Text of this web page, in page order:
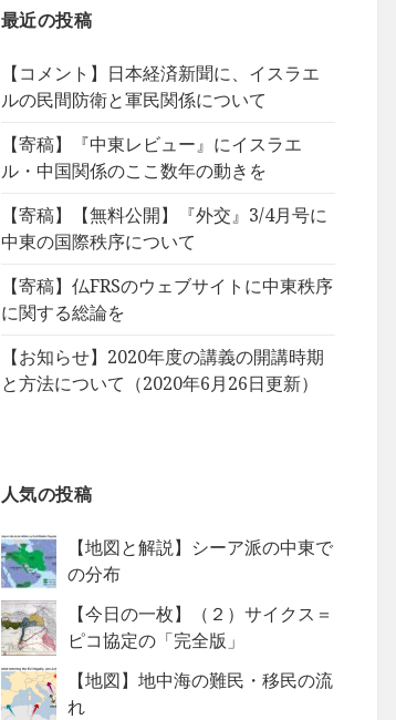
最近の投稿
【コメント】日本経済新聞に、イスラエ
ルの民間防衛と軍民関係について
【寄稿】『中東レビュー』にイスラエ
ル・中国関係のここ数年の動きを
【寄稿】【無料公開】『外交』3/4月号に
中東の国際秩序について
【寄稿】仏FRSのウェブサイトに中東秩序
に関する総論を
【お知らせ】2020年度の講義の開講時期
と方法について（2020年6月26日更新）
人気の投稿
【地図と解説】シーア派の中東で
の分布
【今日の一枚】（２）サイクス＝
ピコ協定の「完全版」
【地図】地中海の難民・移民の流
れ